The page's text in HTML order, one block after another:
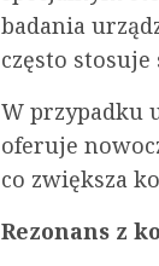
badania
często
W przypadku
oferuje
co zwiększa
Rezonans z